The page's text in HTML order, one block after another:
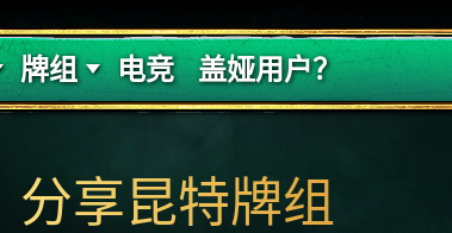
牌组
牌组攻略
电竞 盖娅用户？
分享昆特牌组